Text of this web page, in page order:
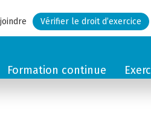
Vérifier le droit d’exercice
Formation continue